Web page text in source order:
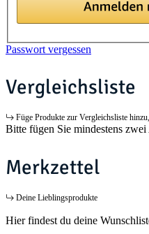
Passwort vergessen
Vergleichsliste
Füge Produkte zur Vergleichsliste
Bitte fügen Sie mindestens
Merkzettel
Deine Lieblingsprodukte
Hier findest du deine